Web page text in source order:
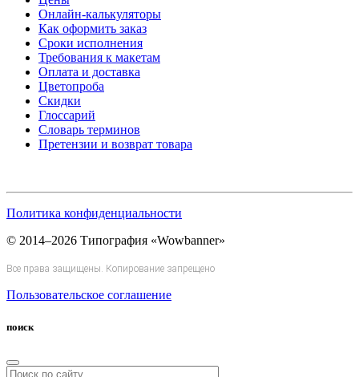
Онлайн-калькуляторы
Как оформить заказ
Сроки исполнения
Требования к макетам
Оплата и доставка
Цветопроба
Скидки
Глоссарий
Словарь терминов
Претензии и возврат товара
Политика конфиденциальности
© 2014–2026 Типография «Wowbanner»
Все права защищены. Копирование запрещено
Пользовательское соглашение
поиск